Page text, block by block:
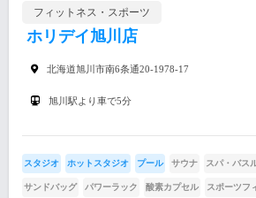
フィットネス・スポーツ
ホリデイ旭川店
北海道旭川市南6条通20-1978-17
旭川駅より車で5分
スタジオ ホットスタジオ プール サウナ スパ・バス
サンドバッグ パワーラック 酸素カプセル スポーツフ